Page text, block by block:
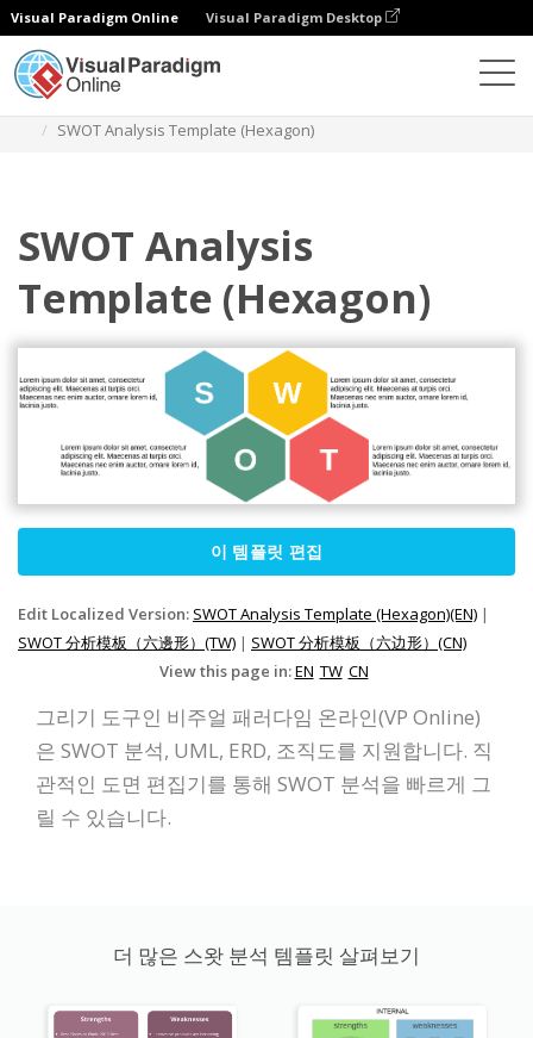
Visual Paradigm Online Visual Paradigm Desktop
SWOT Analysis Template (Hexagon)
SWOT Analysis
Template (Hexagon)
이 템플릿 편집
Edit Localized Version: SWOT Analysis Template (Hexagon)(EN) |
SWOT 分析模板（六邊形）(TW) | SWOT 分析模板（六边形）(CN)
View this page in:EN TW CN
그리기 도구인 비주얼 패러다임 온라인(VP Online)
은 SWOT 분석, UML, ERD, 조직도를 지원합니다. 직
관적인 도면 편집기를 통해 SWOT 분석을 빠르게 그
릴 수 있습니다.
더 많은 스왓 분석 템플릿 살펴보기